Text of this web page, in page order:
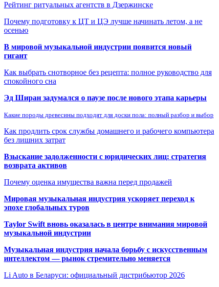
Рейтинг ритуальных агентств в Дзержинске
Почему подготовку к ЦТ и ЦЭ лучше начинать летом, а не
осенью
В мировой музыкальной индустрии появится новый
гигант
Как выбрать снотворное без рецепта: полное руководство для
спокойного сна
Эд Ширан задумался о паузе после нового этапа карьеры
Какие породы древесины подходят для доски пола: полный разбор и выбор
Как продлить срок службы домашнего и рабочего компьютера
без лишних затрат
Взыскание задолженности с юридических лиц: стратегия
возврата активов
Почему оценка имущества важна перед продажей
Мировая музыкальная индустрия ускоряет переход к
эпохе глобальных туров
Taylor Swift вновь оказалась в центре внимания мировой
музыкальной индустрии
Музыкальная индустрия начала борьбу с искусственным
интеллектом — рынок стремительно меняется
Li Auto в Беларуси: официальный дистрибьютор 2026